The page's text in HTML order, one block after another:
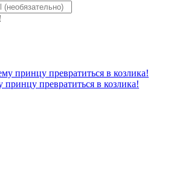
превратиться в козлика!